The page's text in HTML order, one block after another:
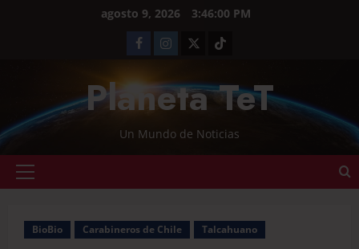
agosto 9, 2026 3:46:00 PM
Planeta TeT
Un Mundo de Noticias
BioBio Carabineros de Chile Talcahuano